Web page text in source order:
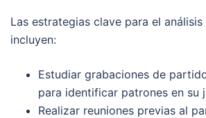
Las estrategias clave para el
incluyen:
Estudiar grabaciones de
para identificar patrones en su
Realizar reuniones previas al